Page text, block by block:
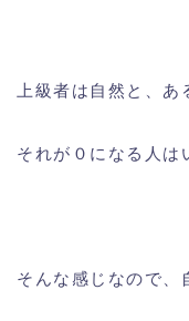
上級者は自然と、あ
それが０になる人は
そんな感じなので、